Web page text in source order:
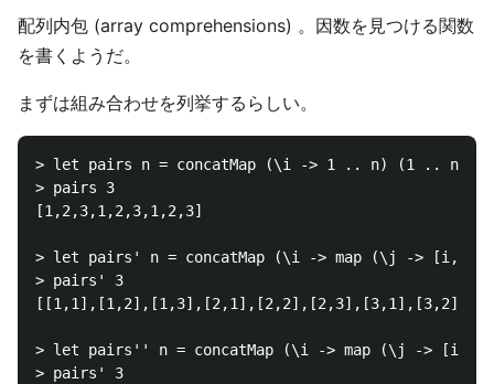
配列内包 (array comprehensions) 。因数を見つける関数
を書くようだ。
まずは組み合わせを列挙するらしい。
> let pairs n = concatMap (\i -> 1 .. n) (1 .. n)
> pairs 3
[1,2,3,1,2,3,1,2,3]
> let pairs' n = concatMap (\i -> map (\j -> [i,
> pairs' 3
> let pairs'' n = concatMap (\i -> map (\j ->
> pairs' 3